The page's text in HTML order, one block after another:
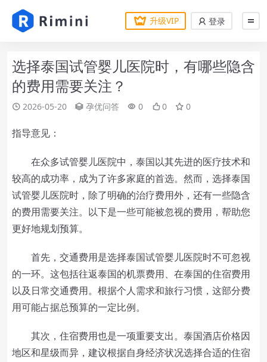
升级VIP 登录
选择泰国试管婴儿医院时，有哪些隐含
的费用需要关注？
2026-05-20 孕优问答 0 0 0
指导意见：
在众多试管婴儿医院中，泰国以其先进的医疗技术和
较高的成功率，成为了许多家庭的首选。然而，选择泰国
试管婴儿医院时，除了明确的治疗费用外，还有一些隐含
的费用需要关注。以下是一些可能被忽视的费用，帮助您
更好地规划预算。
首先，交通费用是选择泰国试管婴儿医院时不可忽视
的一环。这包括往返泰国的机票费用、在泰国的住宿费用
以及日常交通费用。根据个人需求和旅行习惯，这部分费
用可能占据总预算的一定比例。
其次，住宿费用也是一项重要支出。泰国酒店价格因
地区和星级而异，建议根据自身经济状况选择合适的住宿